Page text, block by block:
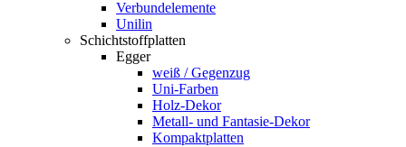
Verbundelemente
Unilin
Schichtstoffplatten
Egger
weiß / Gegenzug
Uni-Farben
Holz-Dekor
Metall- und Fantasie-Dekor
Kompaktplatten